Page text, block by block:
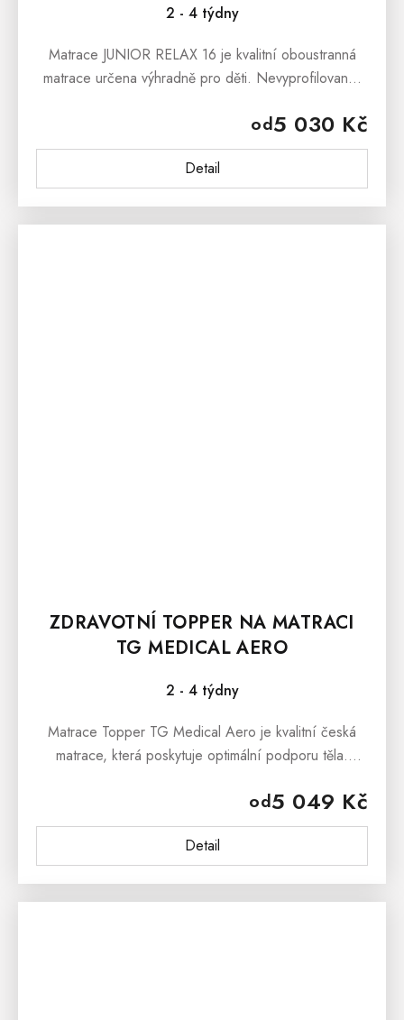
2 - 4 týdny
od5 030 Kč
Detail
Matrace JUNIOR RELAX 16 je kvalitní oboustranná
matrace určena výhradně pro děti. Nevyprofilované,
děti.Matrace je opatřena...
ZDRAVOTNÍ TOPPER NA MATRACI
TG MEDICAL AERO
2 - 4 týdny
od5 049 Kč
Detail
Matrace Topper TG Medical Aero je kvalitní česká
matrace, která poskytuje optimální podporu těla.
která nabídne...